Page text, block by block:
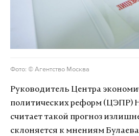
Фото: © Агентство Москва
Руководитель Центра
политических реформ (ЦЭПР)
считает такой прогноз
склоняется к мнениям